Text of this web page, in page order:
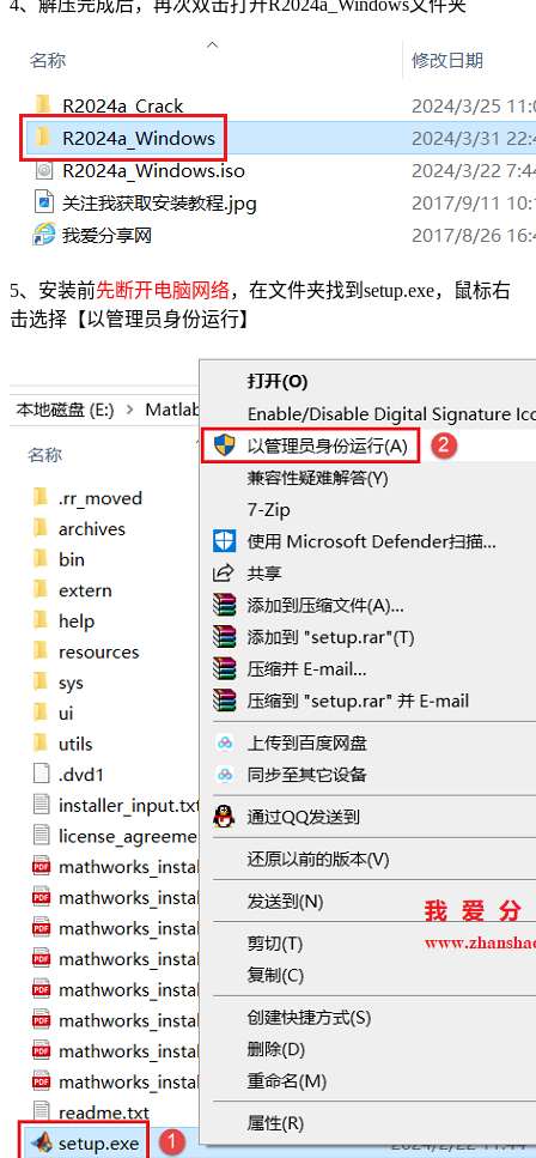
4、解压完成后，再次双击打开R2024a_Windows文件夹
5、安装前先断开电脑网络，在文件夹找到setup.exe，鼠标右
击选择【以管理员身份运行】